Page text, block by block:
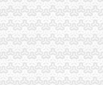
E同城
万（先到先得
计_重庆工商注册
分类